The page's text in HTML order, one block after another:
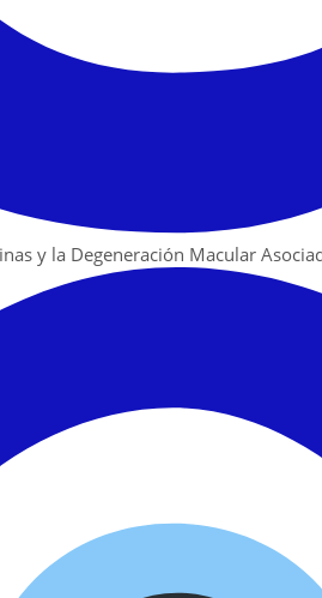
y la Degeneración Macular